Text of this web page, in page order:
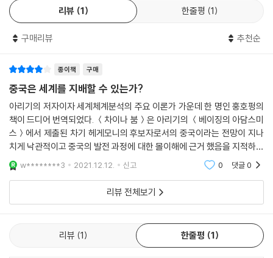
의 단순한 복제라거나 그와 똑같은 효과를 가져온다는 것을 의미하지는 않
는다. 그와는 반대로 중국의 자본주의는 중국의 특정한 사회관계, 국가제
도, 지정학적 이익과 결합되어 특정한 양상을 보이는 동시에 세계 질서에
주의적 발전 속에서 마오 시대의 유산인 국유기업의 중요성에 주목해왔으
상국들이 이러한 중국의 경험에서 어떠한 교훈을 얻을 수 있는지에 대해서
도 논의해왔다.
중국의 자본주의적 호황의 지구적 효과와
그 호황의 한계
이 책의 두 번째 목적은 중국의 자본주의적 호황의 지구적 효과와 그 호황
의 한계를 분석하는 것이다. 나는 중국이 어떻게 세계를 재구성하고 있는
을 맞출 것이다. 첫 번째 관념은 중국 경제에서의 국유 부문의 중요성으로,
미국이 1980년대부터 장려해온 자유시장 이데올로기와 세계적 자유시장
- 마이클 페티스 (베이징대학 교수)
리뷰 1 한줄평 1
구매리뷰 추천순
종이책 구매
중국은 세계를 지배할 수 있는가?
아리기의 저자이자 세계체계분석의 주요 이론가 가운데 한 명인 훙호펑의
책이 드디어 번역되었다. ＜차이나 붐＞은 아리기의 ＜베이징의 아담스미
스＞에서 제출된 차기 헤게모니의 후보자로서의 중국이라는 전망이 지나
치게 낙관적이고 중국의 발전 과정에 대한 몰이해에 근거 했음을 지적하고
중국이 갖고 있는 모순, 특히 미국과 경합하지만 근본적으로는 미국의 신
자유주의화 과정에
w********3 2021.12.12. 신고 0 댓글0
리뷰 전체보기
리뷰 1 한줄평 1